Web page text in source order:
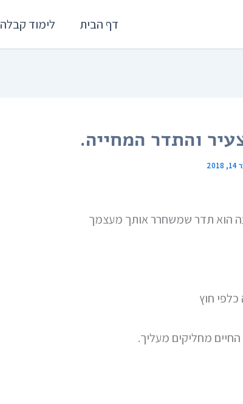
דף הבית לימוד קבלה
והתדר המחייה.
הוא תדר שמשחרר אותך מעצמך
חוץ
החיים מחליקים מעליך.